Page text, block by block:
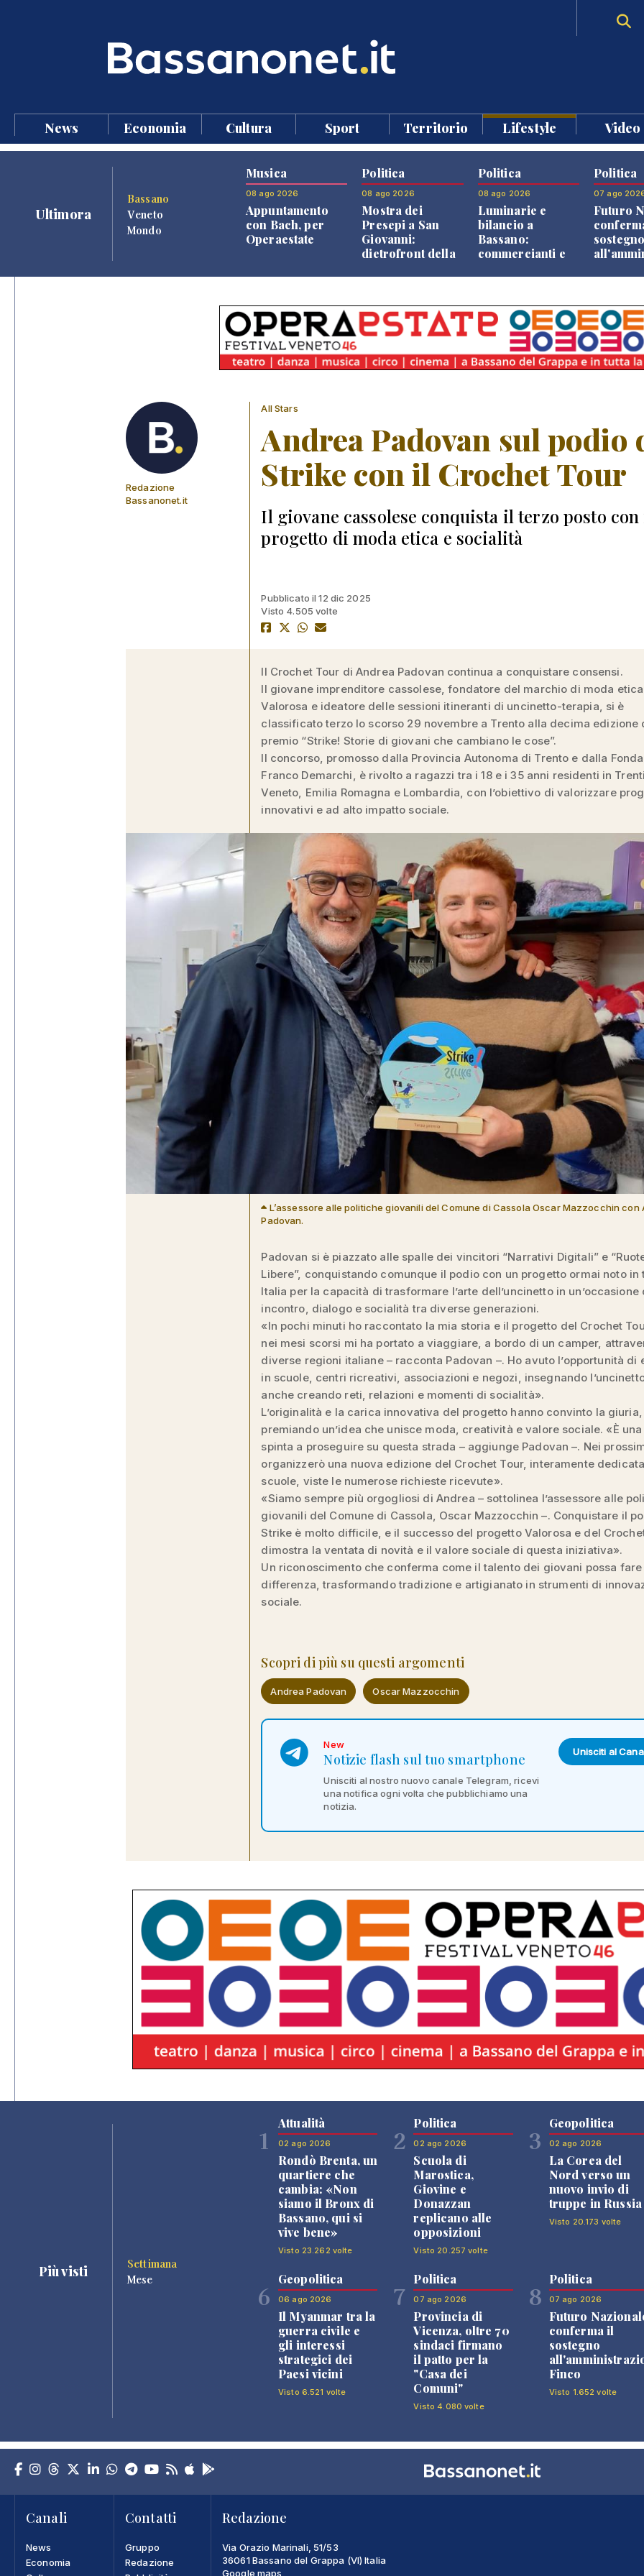
News Economia Cultura Sport Territorio Lifestyle Video
Ultimora
Bassano
Veneto
Mondo
Musica
08 ago 2026
Appuntamento
con Bach, per
Operaestate
Politica
08 ago 2026
Mostra dei
Presepi a San
Giovanni:
dietrofront della
Politica
08 ago 2026
Luminarie e
bilancio a
Bassano:
commercianti e
Politica
07 ago
Futuro
Redazione
Bassanonet.it
All Stars
Andrea Padovan sul podio
Strike con il Crochet Tour
Il giovane cassolese conquista il terzo posto
progetto di moda etica e socialità
Pubblicato il 12 dic 2025
Visto 4.505 volte
Il Crochet Tour di Andrea Padovan continua a conquistare consensi.
Il giovane imprenditore cassolese, fondatore del marchio di moda etica
Valorosa e ideatore delle sessioni itineranti di uncinetto-terapia, si è
classificato terzo lo scorso 29 novembre a Trento alla decima edizione
premio “Strike! Storie di giovani che cambiano le cose”.
Il concorso, promosso dalla Provincia Autonoma di Trento e dalla
Franco Demarchi, è rivolto a ragazzi tra i 18 e i 35 anni residenti in
Veneto, Emilia Romagna e Lombardia, con l’obiettivo di valorizzare
innovativi e ad alto impatto sociale.
L’assessore alle politiche giovanili del Comune di Cassola Oscar Mazzocchin con
Padovan.
Padovan si è piazzato alle spalle dei vincitori “Narrativi Digitali” e
Libere”, conquistando comunque il podio con un progetto ormai noto in
Italia per la capacità di trasformare l’arte dell’uncinetto in un’occasione
incontro, dialogo e socialità tra diverse generazioni.
«In pochi minuti ho raccontato la mia storia e il progetto del Crochet
nei mesi scorsi mi ha portato a viaggiare, a bordo di un camper,
diverse regioni italiane – racconta Padovan –. Ho avuto l’opportunità di
in scuole, centri ricreativi, associazioni e negozi, insegnando
anche creando reti, relazioni e momenti di socialità».
L’originalità e la carica innovativa del progetto hanno convinto la giuria,
premiando un’idea che unisce moda, creatività e valore sociale. «È
spinta a proseguire su questa strada – aggiunge Padovan –. Nei
organizzerò una nuova edizione del Crochet Tour, interamente
scuole, viste le numerose richieste ricevute».
«Siamo sempre più orgogliosi di Andrea – sottolinea l’assessore alle
giovanili del Comune di Cassola, Oscar Mazzocchin –. Conquistare il
Strike è molto difficile, e il successo del progetto Valorosa e del
dimostra la ventata di novità e il valore sociale di questa iniziativa».
Un riconoscimento che conferma come il talento dei giovani possa fare
differenza, trasformando tradizione e artigianato in strumenti di
sociale.
Scopri di più su questi argomenti
Andrea Padovan Oscar Mazzocchin
New
Notizie flash sul tuo smartphone
Unisciti al nostro nuovo canale Telegram, ricevi
una notifica ogni volta che pubblichiamo una
notizia.
Unisciti al
Più visti
Settimana
Mese
1
Attualità
02 ago 2026
Rondò Brenta, un
quartiere che
cambia: «Non
siamo il Bronx di
Bassano, qui si
vive bene»
Visto 23.262 volte
2
Politica
02 ago 2026
Scuola di
Marostica,
Giovine e
Donazzan
replicano alle
opposizioni
Visto 20.257 volte
3
Geopolitica
02 ago 2026
La Corea del
Nord verso un
nuovo invio di
truppe in Russia
Visto 20.173 volte
6
Geopolitica
06 ago 2026
Il Myanmar tra la
guerra civile e
gli interessi
strategici dei
Paesi vicini
Visto 6.521 volte
7
Politica
07 ago 2026
Provincia di
Vicenza, oltre 70
sindaci firmano
il patto per la
"Casa dei
Comuni"
Visto 4.080 volte
8
Politica
07 ago 2026
Futuro
conferma il
sostegno
Finco
Visto 1.652 volte
Canali
News
Economia
Contatti
Gruppo
Redazione
Redazione
Via Orazio Marinali, 51/53
36061 Bassano del Grappa (VI) Italia
Google maps